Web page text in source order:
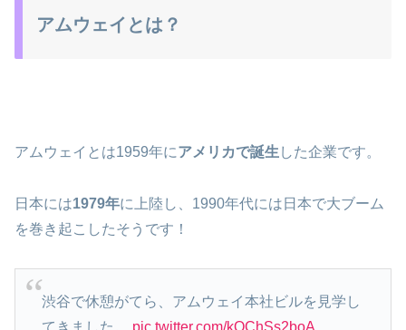
アムウェイとは？
アムウェイとは1959年にアメリカで誕生 した企業です。
日本には1979年に上陸し、1990年代には日本で大ブーム
を巻き起こしたそうです！
渋谷で休憩がてら、アムウェイ本社ビルを見学し
てきました。 pic.twitter.com/kQChSs2boA